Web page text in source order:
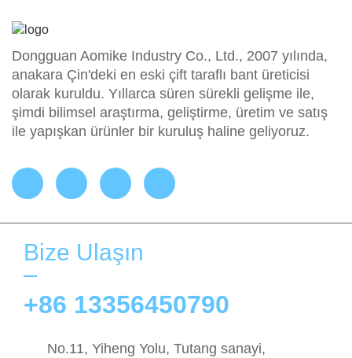
Dongguan Aomike Industry Co., Ltd., 2007 yılında,
anakara Çin'deki en eski çift taraflı bant üreticisi
olarak kuruldu. Yıllarca süren sürekli gelişme ile,
şimdi bilimsel araştırma, geliştirme, üretim ve satış
ile yapışkan ürünler bir kuruluş haline geliyoruz.
Bize Ulaşın
+86 13356450790
No.11, Yiheng Yolu, Tutang sanayi,